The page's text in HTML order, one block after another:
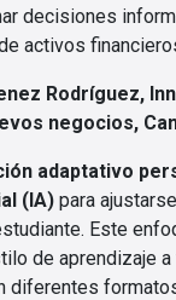
decisiones
activos
Rodríguez,
negocios,
adaptativo
(IA) para
Este
de aprendizaje
diferentes